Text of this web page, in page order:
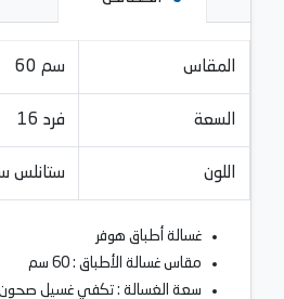
المقاس 60 سم
السعة 16 فرد
اللون ستانلس
غسالة أطباق هوفر
مقاس غسالة الأطباق : 60 سم
سعة الغسالة : تكفي غسيل صحون 16